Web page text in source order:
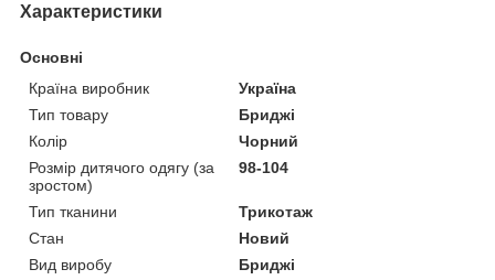
Характеристики
Основні
Країна виробник
Україна
Тип товару
Бриджі
Колір
Чорний
Розмір дитячого одягу (за
зростом)
98-104
Тип тканини
Трикотаж
Стан
Новий
Вид виробу
Бриджі